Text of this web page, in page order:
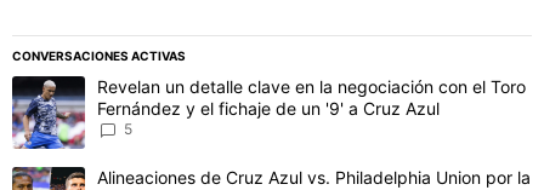
CONVERSACIONES ACTIVAS
Este listado muestra los artículos con más comentarios en los
Un artículo de tendencia con el título "Revelan un detalle clave
Revelan un detalle clave en la negociación con el Toro
Fernández y el fichaje de un '9' a Cruz Azul
5
Un artículo de tendencia con el título "Alineaciones de Cruz Azul
Alineaciones de Cruz Azul vs. Philadelphia Union por la